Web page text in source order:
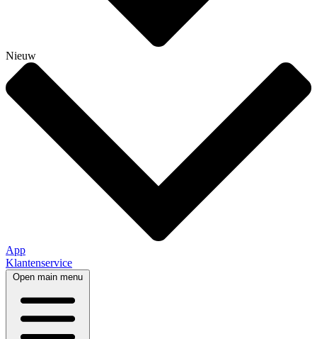
Nieuw
App
Klantenservice
Open main menu